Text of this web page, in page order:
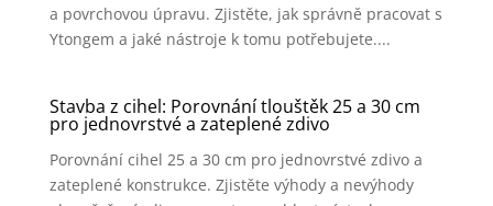
a povrchovou úpravu. Zjistěte, jak správně pracovat s
Ytongem a jaké nástroje k tomu potřebujete....
Stavba z cihel: Porovnání tlouštěk 25 a 30 cm
pro jednovrstvé a zateplené zdivo
Porovnání cihel 25 a 30 cm pro jednovrstvé zdivo a
zateplené konstrukce. Zjistěte výhody a nevýhody